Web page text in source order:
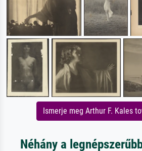
Ismerje meg Arthur F. Kales
Néhány a